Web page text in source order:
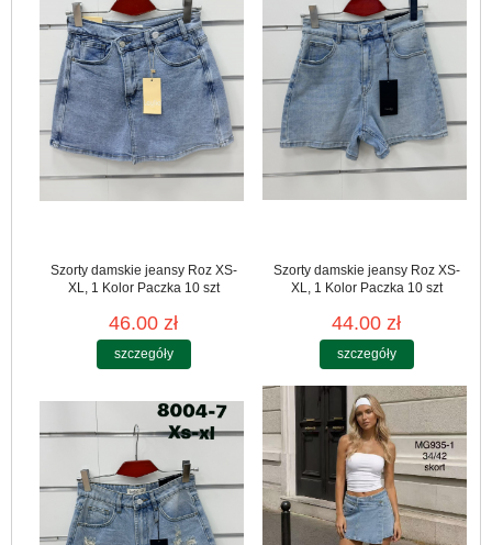
Szorty damskie jeansy Roz XS-
XL, 1 Kolor Paczka 10 szt
46.00 zł
szczegóły
Szorty damskie jeansy Roz XS-
XL, 1 Kolor Paczka 10 szt
44.00 zł
szczegóły